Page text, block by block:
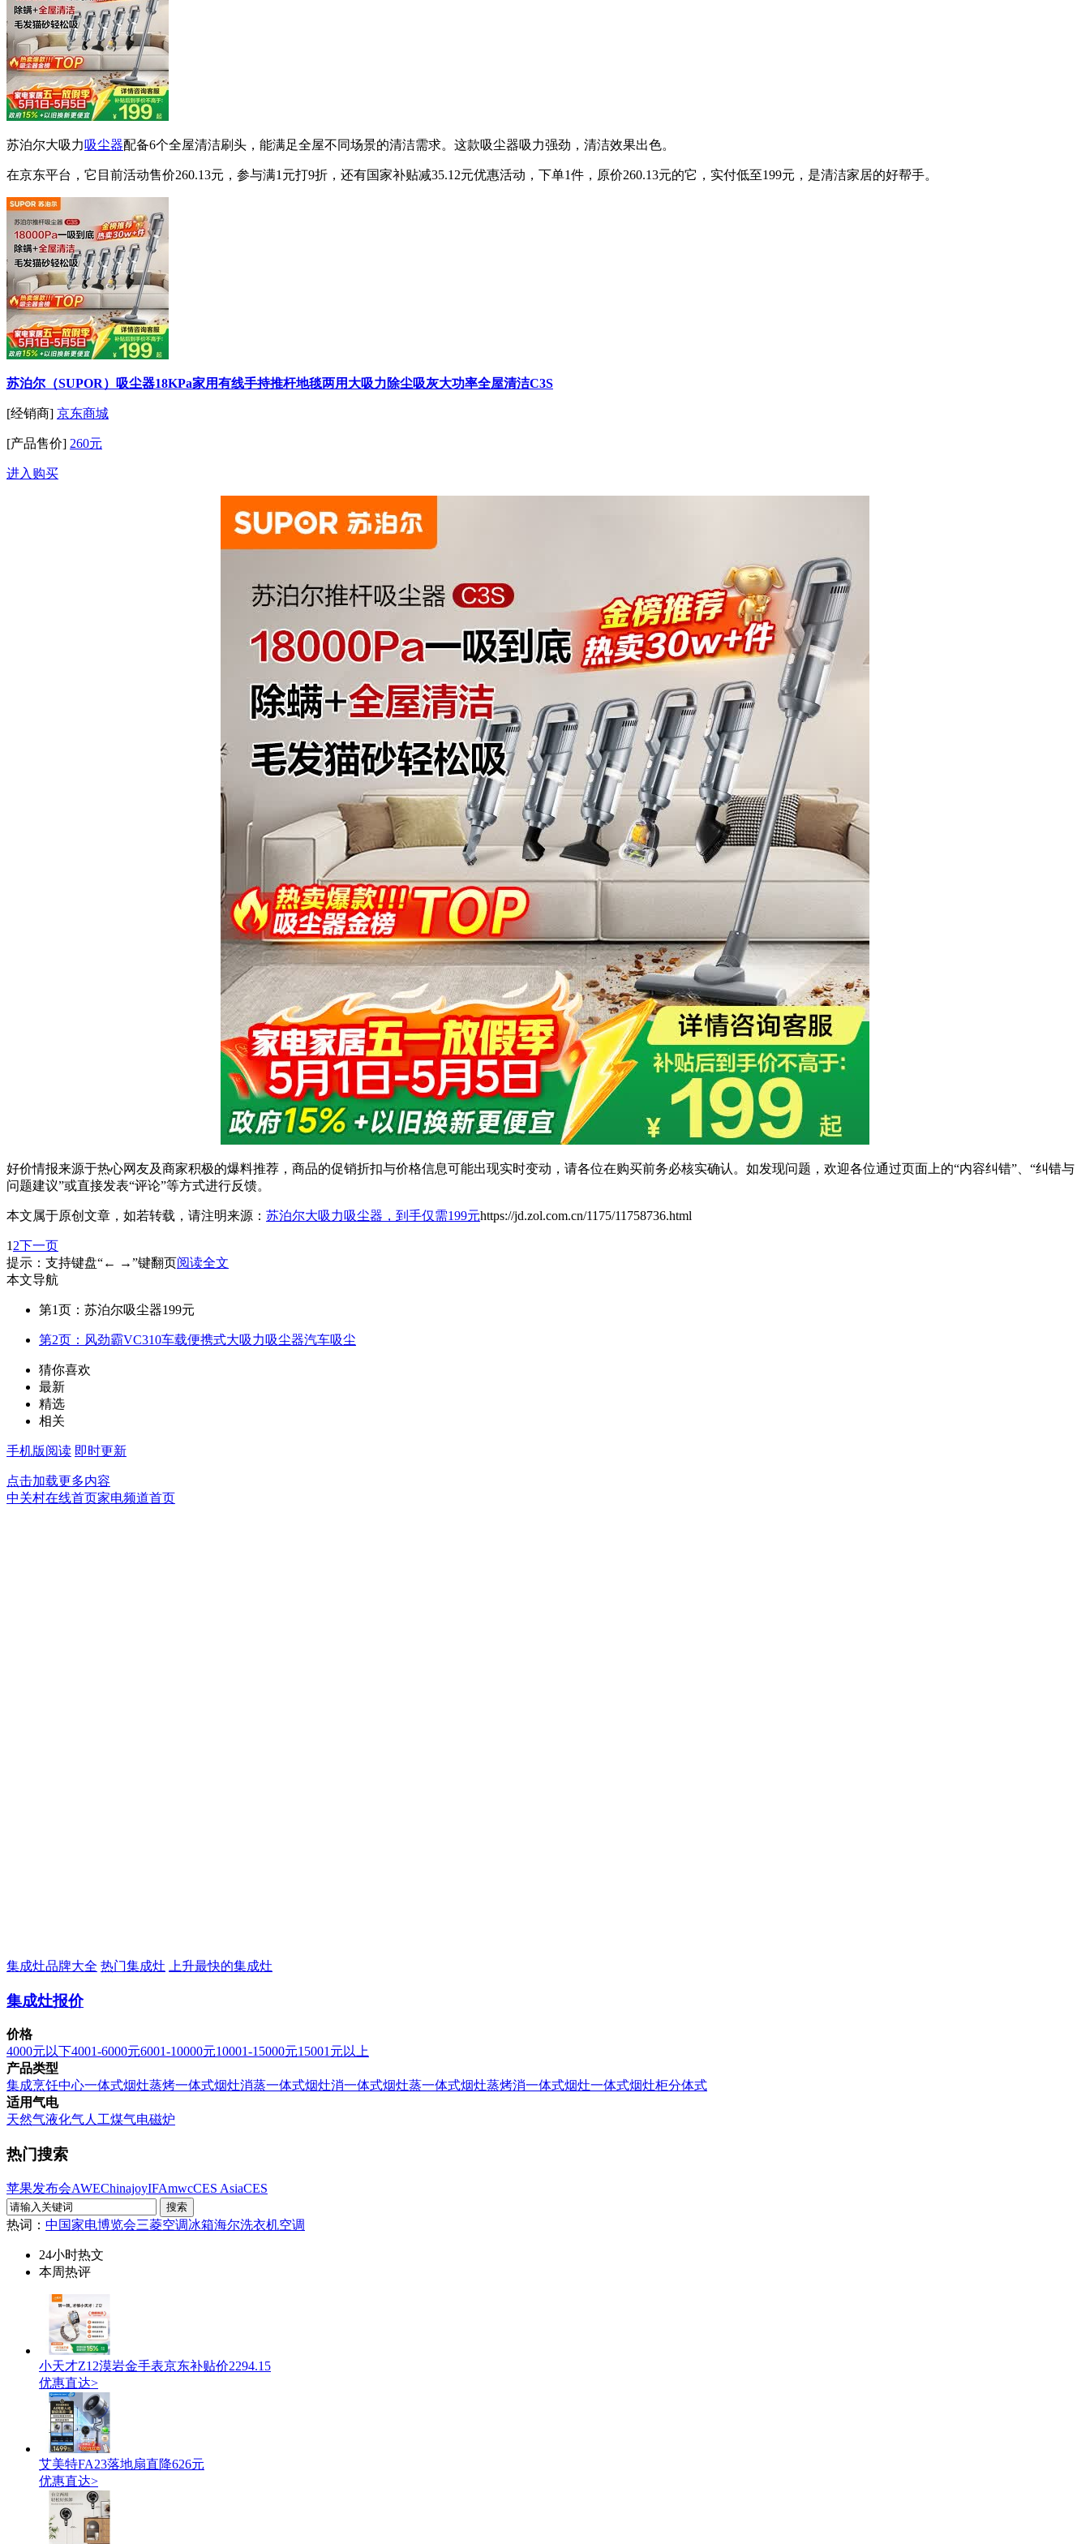
苏泊尔大吸力吸尘器配备6个全屋清洁刷头，能满足全屋不同场景的清洁需求。这款吸尘器吸力强劲，清洁效果出色。
在京东平台，它目前活动售价260.13元，参与满1元打9折，还有国家补贴减35.12元优惠活动，下单1件，原价260.13元的它，实付低至199元，是清洁家居的好帮手。
苏泊尔（SUPOR）吸尘器18KPa家用有线手持推杆地毯两用大吸力除尘吸灰大功率全屋清洁C3S
[经销商] 京东商城
[产品售价] 260元
进入购买
好价情报来源于热心网友及商家积极的爆料推荐，商品的促销折扣与价格信息可能出现实时变动，请各位在购买前务必核实确认。如发现问题，欢迎各位通过页面上的“内容纠错”、“纠错与
问题建议”或直接发表“评论”等方式进行反馈。
本文属于原创文章，如若转载，请注明来源： 苏泊尔大吸力吸尘器，到手仅需199元https://jd.zol.com.cn/1175/11758736.html
1 2下一页
提示：支持键盘“← →”键翻页阅读全文
本文导航
第1页：苏泊尔吸尘器199元
第2页：风劲霸VC310车载便携式大吸力吸尘器汽车吸尘
猜你喜欢
最新
精选
相关
手机版阅读 即时更新
点击加载更多内容
中关村在线首页家电频道首页
集成灶品牌大全 热门集成灶 上升最快的集成灶
集成灶报价
价格
4000元以下4001-6000元6001-10000元10001-15000元15001元以上
产品类型
集成烹饪中心一体式烟灶蒸烤一体式烟灶消蒸一体式烟灶消一体式烟灶蒸一体式烟灶蒸烤消一体式烟灶一体式烟灶柜分体式
适用气电
天然气液化气人工煤气电磁炉
热门搜索
苹果发布会AWEChinajoyIFAmwcCES AsiaCES
热词： 中国家电博览会三菱空调冰箱海尔洗衣机空调
24小时热文
本周热评
小天才Z12漠岩金手表京东补贴价2294.15
优惠直达>
艾美特FA23落地扇直降626元
优惠直达>